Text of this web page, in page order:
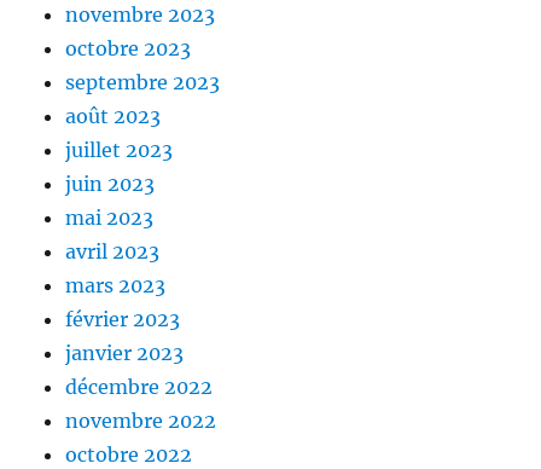
novembre 2023
octobre 2023
septembre 2023
août 2023
juillet 2023
juin 2023
mai 2023
avril 2023
mars 2023
février 2023
janvier 2023
décembre 2022
novembre 2022
octobre 2022